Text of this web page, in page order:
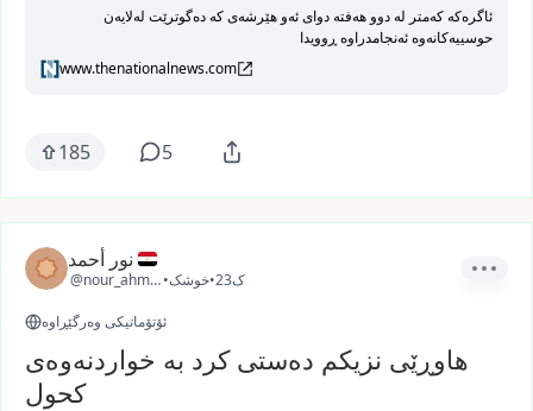
ئاگرەکە کەمتر لە دوو هەفتە دوای ئەو هێرشەی کە دەگوترێت لەلایەن
حوسییەکانەوە ئەنجامدراوە ڕوویدا
www.thenationalnews.com
185 5
نور أحمد
@nour_ahmed38
•خوشک• 23ک
ئۆتۆماتیکی وەرگێڕاوە
هاوڕێی نزیکم دەستی کرد بە خواردنەوەی
کحول